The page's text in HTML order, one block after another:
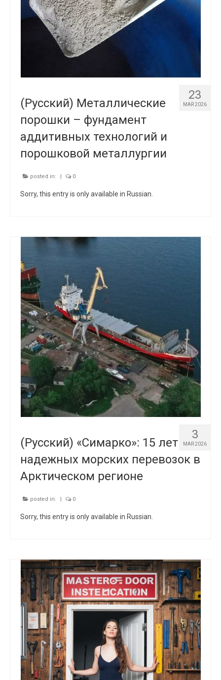
23
MAR 2026
(Русский) Металлические
порошки – фундамент
аддитивных технологий и
порошковой металлургии
posted in: | 0
Sorry, this entry is only available in Russian.
3
MAR 2026
(Русский) «Симарко»: 15 лет
надежных морских перевозок в
Арктическом регионе
posted in: | 0
Sorry, this entry is only available in Russian.